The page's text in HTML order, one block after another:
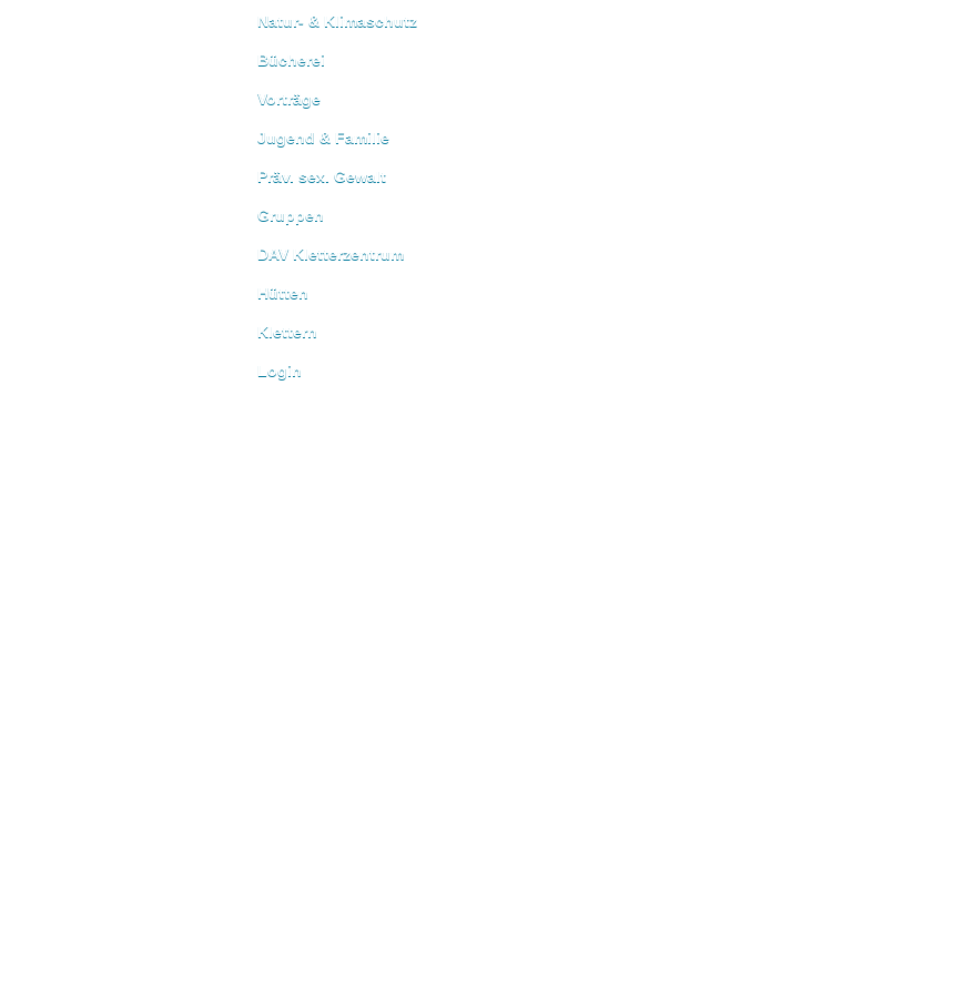
Natur- & Klimaschutz
Bücherei
Vorträge
Jugend & Familie
Präv. sex. Gewalt
Gruppen
DAV Kletterzentrum
Hütten
Klettern
Login